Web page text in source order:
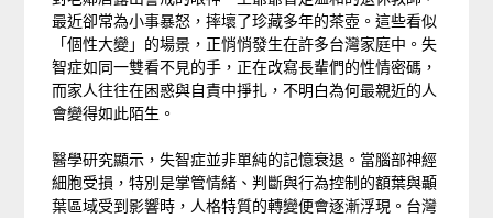
最近卻常為小事暴怒，摔壞了珍藏多年的茶壺。這些看似
「個性大變」的場景，正悄悄發生在許多台灣家庭中。失
智症如同一雙看不見的手，正在改寫長輩們的性情密碼，
而家人往往在困惑與自責中掙扎，不明白為何最親近的人
會變得如此陌生。
醫學研究顯示，失智症並非單純的記憶衰退。當腦部神經
細胞受損，特別是掌管情緒、判斷與行為控制的額葉與顳
葉區域受到影響時，人格特質的轉變便會逐漸浮現。台灣